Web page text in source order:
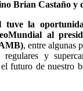
Brian Castaño y
la
al
, entre algunas
y
futuro de nuestro